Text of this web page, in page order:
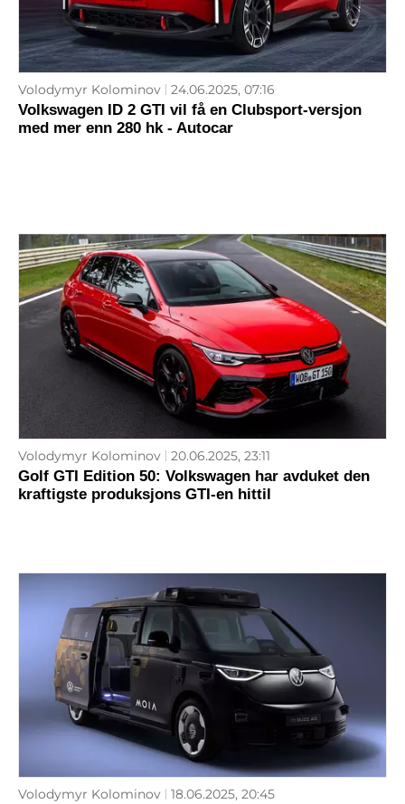
Volodymyr Kolominov 24.06.2025, 07:16
Volkswagen ID 2 GTI vil få en Clubsport-versjon
med mer enn 280 hk - Autocar
Volodymyr Kolominov 20.06.2025, 23:11
Golf GTI Edition 50: Volkswagen har avduket den
kraftigste produksjons GTI-en hittil
Volodymyr Kolominov 18.06.2025, 20:45